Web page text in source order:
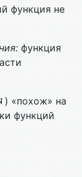
функция не
функция
) «похож» на
функций